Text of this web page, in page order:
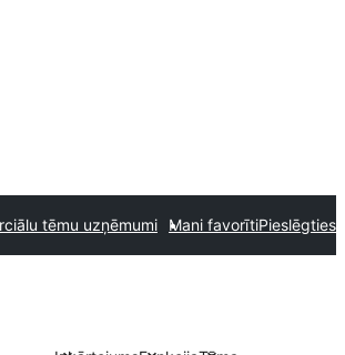
tēmu uzņēmumi Mani favorītiPieslēgties